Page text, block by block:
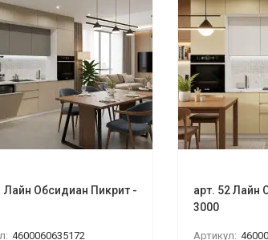
Лайн Обсидиан Пикрит -
4600060635172
арт. 52 Лайн
3000
Артикул: